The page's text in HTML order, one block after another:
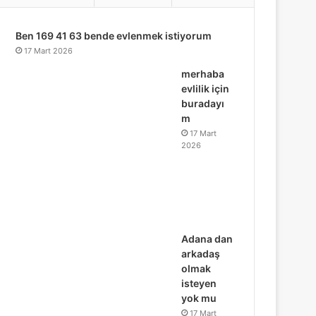
Ben 169 41 63 bende evlenmek istiyorum
17 Mart 2026
merhaba
evlilik için
buradayı
m
17 Mart
2026
Adana dan
arkadaş
olmak
isteyen
yok mu
17 Mart